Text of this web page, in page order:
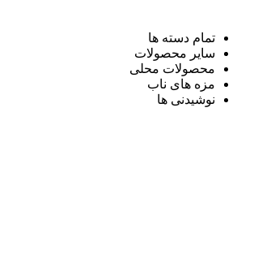
تمام دسته ها
سایر محصولات
محصولات محلی
مزه های ناب
نوشیدنی ها